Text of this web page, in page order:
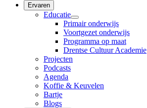
Ervaren
Educatie
Primair onderwijs
Voortgezet onderwijs
Programma op maat
Drentse Cultuur Academie
Projecten
Podcasts
Agenda
Koffie & Keuvelen
Bartje
Blogs